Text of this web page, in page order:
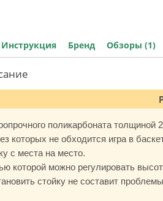
Инструкция Бренд Обзоры (1)
поликарбоната толщиной
которых не обходится игра в
с места на место.
которой можно регулировать
стойку не составит